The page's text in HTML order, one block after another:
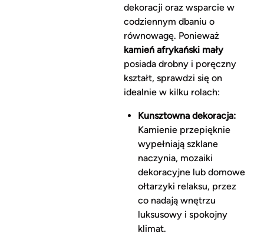
dekoracji oraz wsparcie w
codziennym dbaniu o
równowagę. Ponieważ
kamień afrykański mały
posiada drobny i poręczny
kształt, sprawdzi się on
idealnie w kilku rolach:
Kunsztowna dekoracja:
Kamienie przepięknie
wypełniają szklane
naczynia, mozaiki
dekoracyjne lub domowe
ołtarzyki relaksu, przez
co nadają wnętrzu
luksusowy i spokojny
klimat.